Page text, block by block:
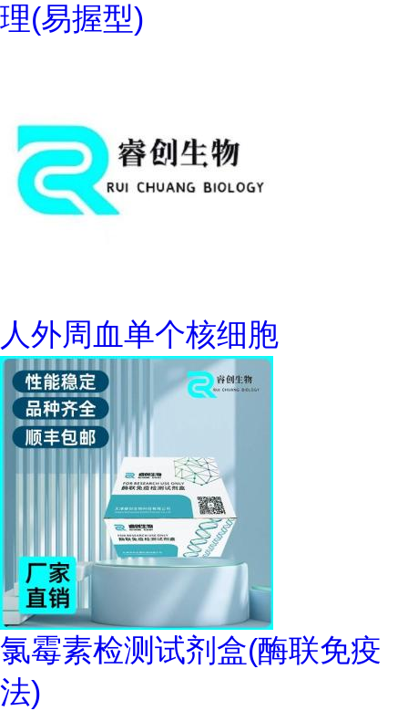
理(易握型)
人外周血单个核细胞
氯霉素检测试剂盒(酶联免疫
法)